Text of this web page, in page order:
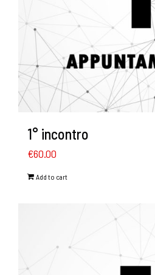
1° incontro
€60.00
Add to cart